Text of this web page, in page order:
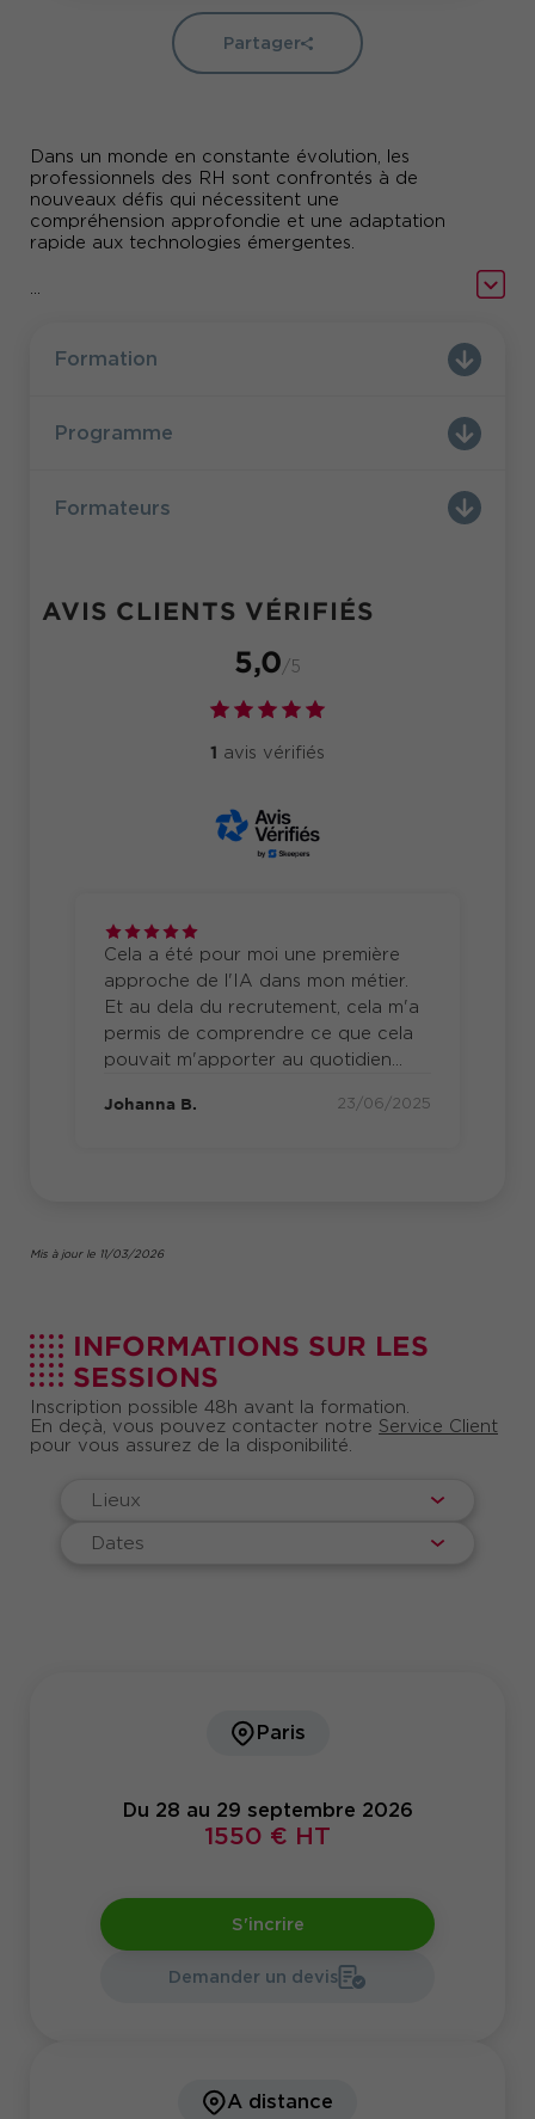
Dans un monde en constante évolution, les
professionnels des RH sont confrontés à de
nouveaux défis qui nécessitent une
compréhension approfondie et une adaptation
rapide aux technologies émergentes.
CV, préparer et analyser les entretiens de
recrutement, etc.
pour les professionnels RH, afin de leur fournir les
dans le paysage complexe de l'IA appliquée au
Partager
Formation
Programme
Formateurs
AVIS CLIENTS VÉRIFIÉS
5,0/5
1 avis vérifiés
Cela a été pour moi une première
approche de l'IA dans mon métier.
Et au dela du recrutement, cela m'a
permis de comprendre ce que cela
pouvait m'apporter au quotidien...
Johanna B. 23/06/2025
Mis à jour le 11/03/2026
INFORMATIONS SUR LES
SESSIONS
Inscription possible 48h avant la formation.
En deçà, vous pouvez contacter notre Service Client
pour vous assurez de la disponibilité.
Lieux
Dates
Paris
Du 28 au 29 septembre 2026
1550 € HT
S'incrire
Demander un devis
A distance